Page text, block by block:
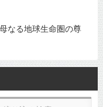
なる地球生命圏の尊